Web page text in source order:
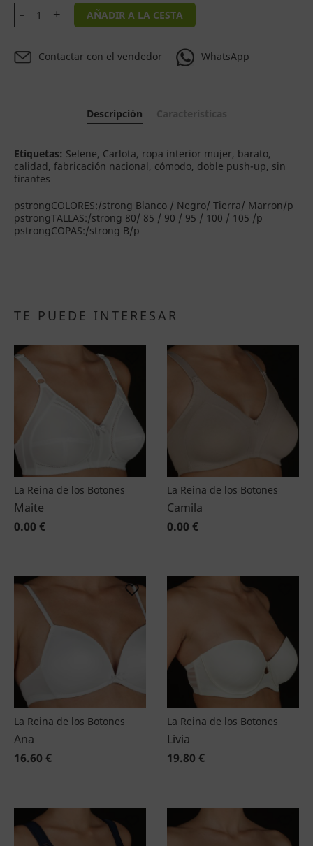
AÑADIR A LA CESTA
Contactar con el vendedor WhatsApp
Descripción
Etiquetas: Selene, Carlota, ropa interior mujer, barato,
calidad, fabricación nacional, cómodo, doble push-up, sin
tirantes
pstrongCOLORES:/strong Blanco / Negro/ Tierra/ Marron/p
pstrongTALLAS:/strong 80/ 85 / 90 / 95 / 100 / 105 /p
pstrongCOPAS:/strong B/p
TE PUEDE INTERESAR
La Reina de los Botones
Maite
0.00 €
La Reina de los Botones
Camila
0.00 €
La Reina de los Botones
Ana
16.60 €
La Reina de los Botones
Livia
19.80 €